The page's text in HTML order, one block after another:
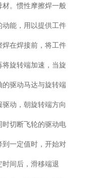
。惯性摩擦焊一般
能，用以提供工件
在焊接前，将工件
旋转端加速，当旋
驱动马达与旋转端
动，朝旋转端方向
切断飞轮的驱动电
一定值时，开始对
间后，滑移端退